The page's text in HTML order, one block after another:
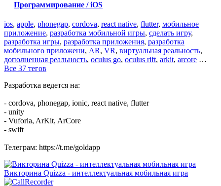
Программирование / iOS
ios, apple, phonegap, cordova, react native, flutter, мобильное
приложение, разработка мобильной игры, сделать игру,
разработка игры, разработка приложения, разработка
мобильного приложени, AR, VR, виртуальная реальность,
дополненная реальность, oculus go, oculus rift, arkit, arcore …
Все 37 тегов
Разработка ведется на:
- cordova, phonegap, ionic, react native, flutter
- unity
- Vuforia, ArKit, ArCore
- swift
Телеграм: https://t.me/goldapp
Викторина Quizza - интеллектуальная мобильная игра